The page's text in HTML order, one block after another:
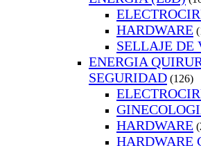
HARDWARE
SELLAJE DE
ENERGIA
SEGURIDAD (126)
HARDWARE
HARDWARE